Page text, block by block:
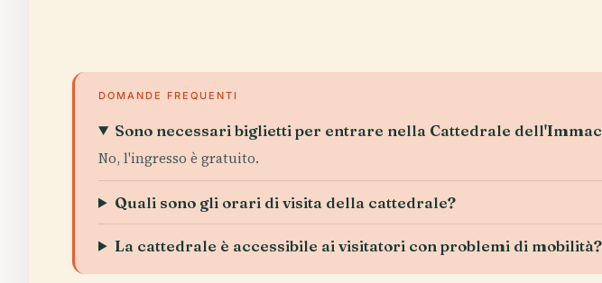
DOMANDE FREQUENTI
Sono necessari biglietti per entrare nella Cattedrale
No, l'ingresso è gratuito.
Quali sono gli orari di visita della cattedrale?
La cattedrale è accessibile ai visitatori con problemi di mobilità?